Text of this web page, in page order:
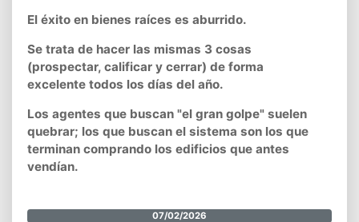
El éxito en bienes raíces es aburrido.
Se trata de hacer las mismas 3 cosas
(prospectar, calificar y cerrar) de forma
excelente todos los días del año.
Los agentes que buscan "el gran golpe" suelen
quebrar; los que buscan el sistema son los que
terminan comprando los edificios que antes
vendían.
07/02/2026